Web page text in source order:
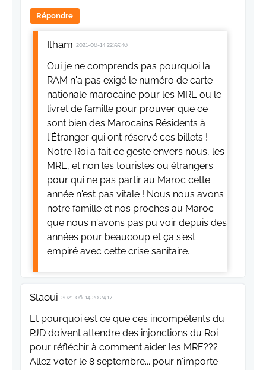
Répondre
Ilham 2021-06-14 22:55:46
Oui je ne comprends pas pourquoi la
RAM n'a pas exigé le numéro de carte
nationale marocaine pour les MRE ou le
livret de famille pour prouver que ce
sont bien des Marocains Résidents à
l'Étranger qui ont réservé ces billets !
Notre Roi a fait ce geste envers nous, les
MRE, et non les touristes ou étrangers
pour qui ne pas partir au Maroc cette
année n'est pas vitale ! Nous nous avons
notre famille et nos proches au Maroc
que nous n'avons pas pu voir depuis des
années pour beaucoup et ça s'est
empiré avec cette crise sanitaire.
Slaoui 2021-06-14 20:24:17
Et pourquoi est ce que ces incompétents du
PJD doivent attendre des injonctions du Roi
pour réfléchir à comment aider les MRE???
Allez voter le 8 septembre... pour n'importe